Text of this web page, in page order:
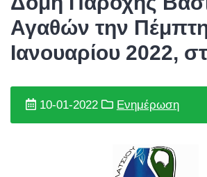
Αγαθών την
Ιανουαρίου 2022,
10-01-2022 Ενημέρωση